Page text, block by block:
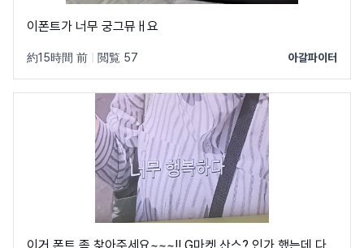
이폰트가 너무 궁그뮤ㅐ요
約15時間 前 閲覧 57 아갈파이터